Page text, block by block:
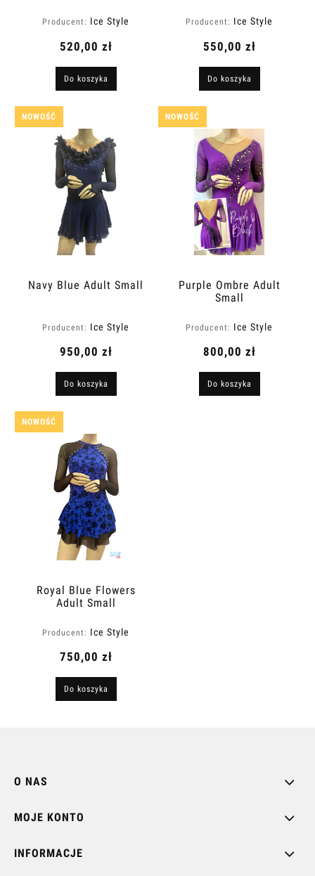
Producent: Ice Style
520,00 zł
Do koszyka
Producent: Ice Style
550,00 zł
Do koszyka
Navy Blue Adult Small
Producent: Ice Style
950,00 zł
Do koszyka
NOWOŚĆ
Purple Ombre Adult
Small
Producent: Ice Style
800,00 zł
Do koszyka
NOWOŚĆ
Royal Blue Flowers
Adult Small
Producent: Ice Style
750,00 zł
Do koszyka
NOWOŚĆ
O NAS
MOJE KONTO
INFORMACJE